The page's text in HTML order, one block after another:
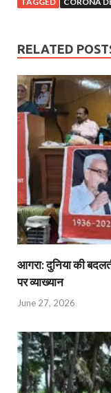
RELATED
आगरा: दुनिया की
पर व्याख्यान
June 27, 2026